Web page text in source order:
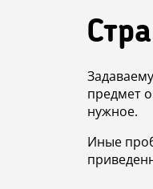
предмет
нужное.
Иные